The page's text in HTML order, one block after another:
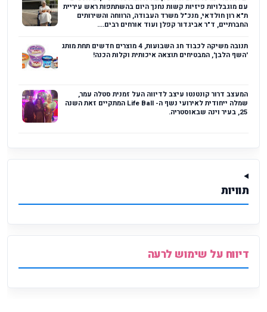
עם מוגבלויות פיזיות קשות נחנך היום בהשתתפות ראש עיריית
ת"א רון חולדאי, מנכ"ל משרד העבודה, הרווחה והשירותים
החברתיים, ד"ר אביגדור קפלן ועוד אורחים רבים....
תנובה משיקה לכבוד חג השבועות, 4 מוצרים חדשים תחת מותג
'השף הלבן', המבטיחים תוצאה איכותית וקלות הכנה!
המעצב דרור קונטנטו עיצב לדיווה העל זמנית סטלה עמר,
שמלה ייחודית לאירועי נשף ה- Life Ball המתקיים זאת השנה
25, בעיר וינה שבאוסטריה.
תוויות
דיווח על שימוש לרעה